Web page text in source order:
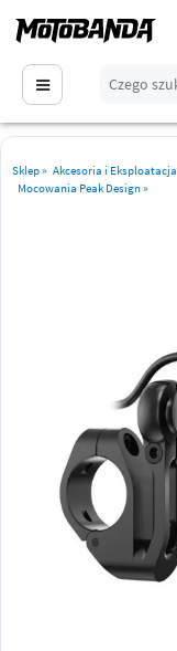
Sklep» Akcesoria i Eksploatacja
Mocowania Peak Design»